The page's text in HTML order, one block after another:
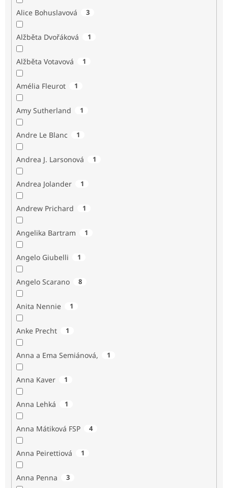
Alice Bohuslavová 3
Alžběta Dvořáková 1
Alžběta Votavová 1
Amélia Fleurot 1
Amy Sutherland 1
Andre Le Blanc 1
Andrea J. Larsonová 1
Andrea Jolander 1
Andrew Prichard 1
Angelika Bartram 1
Angelo Giubelli 1
Angelo Scarano 8
Anita Nennie 1
Anke Precht 1
Anna a Ema Semiánová, 1
Anna Kaver 1
Anna Lehká 1
Anna Mátiková FSP 4
Anna Peirettiová 1
Anna Penna 3